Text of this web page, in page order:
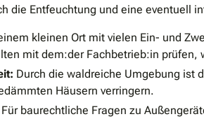
die Entfeuchtung und eine eventuell
kleinen Ort mit vielen Ein- und
mit dem:der Fachbetrieb:in
Durch die waldreiche Umgebung ist
Häusern verringern.
Für baurechtliche Fragen zu